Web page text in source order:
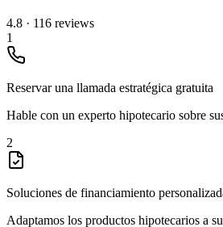
4.8 · 116 reviews
1
Reservar una llamada estratégica gratuita
Hable con un experto hipotecario sobre
2
Soluciones de financiamiento
Adaptamos los productos hipotecarios a